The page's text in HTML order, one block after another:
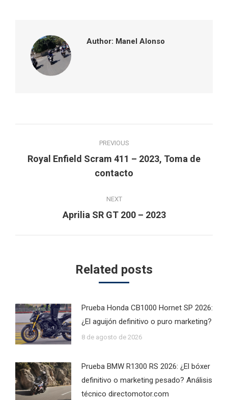
Author: Manel Alonso
navigation
PREVIOUS
Previous
post:
Royal Enfield Scram 411 – 2023, Toma de
contacto
NEXT
Next
Aprilia SR GT 200 – 2023
Related posts
Prueba Honda CB1000 Hornet SP 2026:
¿El aguijón definitivo o puro marketing?
8 de agosto de 2026
Prueba BMW R1300 RS 2026: ¿El bóxer
definitivo o marketing pesado? Análisis
técnico directomotor.com